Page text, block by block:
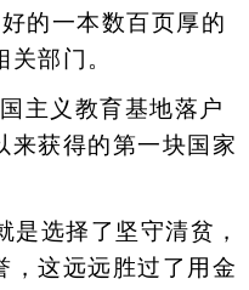
的一本数百页厚的
部门。
主义教育基地落户
来获得的第一块国家
是选择了坚守清贫，
，这远远胜过了用金